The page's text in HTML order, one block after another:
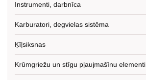
Instrumenti, darbnīca
Karburatori, degvielas sistēma
Ķīļsiksnas
Krūmgriežu un stīgu pļaujmašīnu elementi